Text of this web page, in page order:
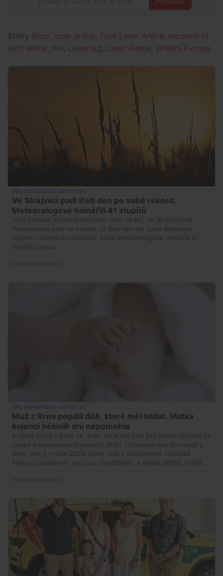
Štítky Brno laser aréna Tron Laser Aréna moderní hi-
tech aréna hra Lasertag Laser Game střední Evropa